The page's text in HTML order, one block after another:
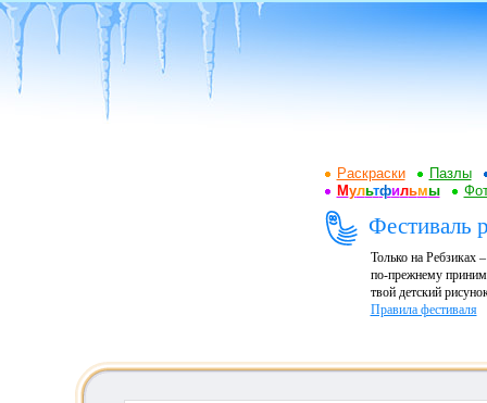
Раскраски
Пазлы
Мультфильмы
Фестиваль
Только на Ребзиках
по-прежнему
твой детский
Правила фестиваля